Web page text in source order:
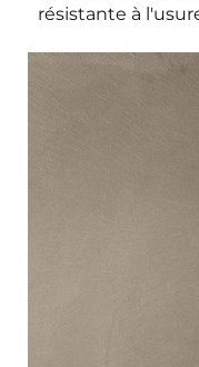
résistante à